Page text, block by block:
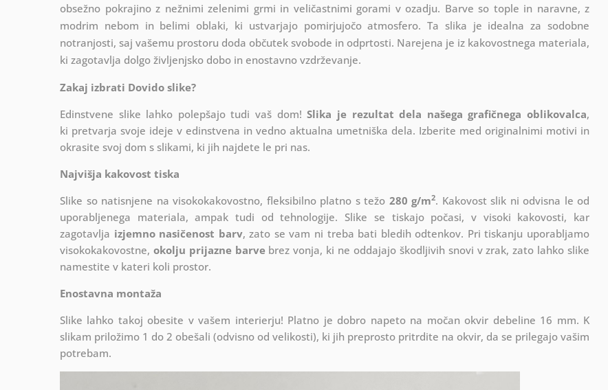
obsežno pokrajino z nežnimi zelenimi grmi in veličastnimi gorami v ozadju. Barve so tople in naravne, z
modrim nebom in belimi oblaki, ki ustvarjajo pomirjujočo atmosfero. Ta slika je idealna za sodobne
notranjosti, saj vašemu prostoru doda občutek svobode in odprtosti. Narejena je iz kakovostnega materiala,
ki zagotavlja dolgo življenjsko dobo in enostavno vzdrževanje.
Zakaj izbrati Dovido slike?
Edinstvene slike lahko polepšajo tudi vaš dom!Slika je rezultat dela našega grafičnega oblikovalca,
ki pretvarja svoje ideje v edinstvena in vedno aktualna umetniška dela. Izberite med originalnimi motivi in
okrasite svoj dom s slikami, ki jih najdete le pri nas.
Najvišja kakovost tiska
Slike so natisnjene na visokokakovostno, fleksibilno platno s težo 280 g/m2. Kakovost slik ni odvisna le od
uporabljenega materiala, ampak tudi od tehnologije. Slike se tiskajo počasi, v visoki kakovosti, kar
zagotavlja izjemno nasičenost barv, zato se vam ni treba bati bledih odtenkov. Pri tiskanju uporabljamo
visokokakovostne, okolju prijazne barvebrez vonja, ki ne oddajajo škodljivih snovi v zrak, zato lahko slike
namestite v kateri koli prostor.
Enostavna montaža
Slike lahko takoj obesite v vašem interierju! Platno je dobro napeto na močan okvir debeline 16 mm. K
slikam priložimo 1 do 2 obešali (odvisno od velikosti), ki jih preprosto pritrdite na okvir, da se prilegajo vašim
potrebam.